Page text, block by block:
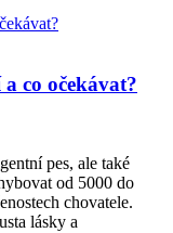
co očekávat?
pes, ale také
od 5000 do
chovatele.
lásky a